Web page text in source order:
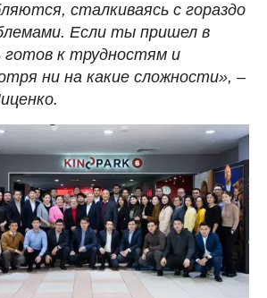
сталкиваясь с гораздо
Если ты пришел в
готов к трудностям и
ни на какие сложности», –